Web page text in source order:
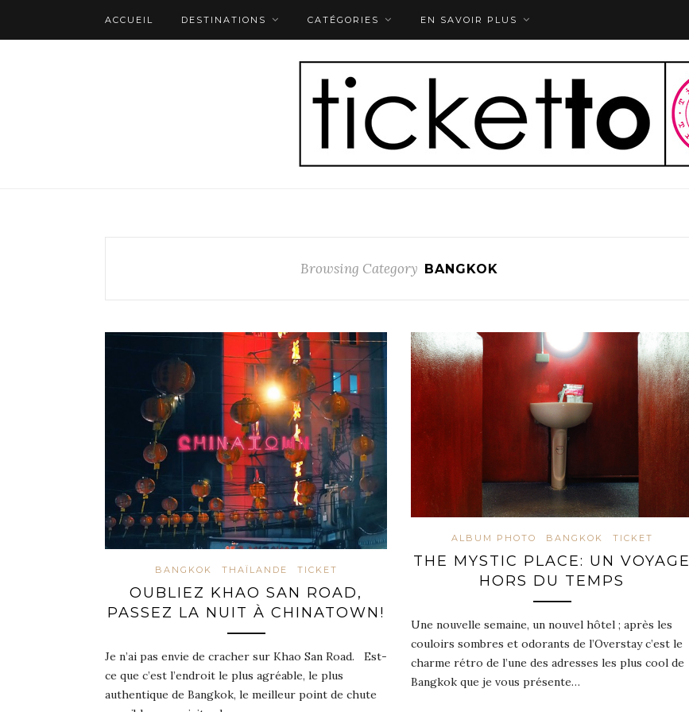
ACCUEIL DESTINATIONS CATÉGORIES EN SAVOIR PLUS
Browsing Category BANGKOK
BANGKOK THAÏLANDE TICKET
OUBLIEZ KHAO SAN ROAD,
PASSEZ LA NUIT À CHINATOWN!
Je n’ai pas envie de cracher sur Khao San Road. Est-
ce que c’est l’endroit le plus agréable, le plus
authentique de Bangkok, le meilleur point de chute
ALBUM PHOTO BANGKOK TICKET
THE MYSTIC PLACE: UN VOYAGE
HORS DU TEMPS
Une nouvelle semaine, un nouvel hôtel ; après les
couloirs sombres et odorants de l’Overstay c’est le
charme rétro de l’une des adresses les plus cool de
Bangkok que je vous présente…